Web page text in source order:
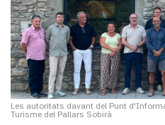
Les autoritats davant del Punt
Turisme del Pallars Sobirà